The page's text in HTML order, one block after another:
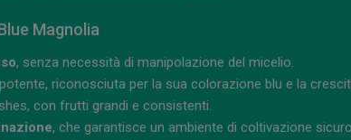
Magnolia
, senza necessità di manipolazione del micelio.
riconosciuta per la sua colorazione blu e la
con frutti grandi e consistenti.
, che garantisce un ambiente di coltivazione